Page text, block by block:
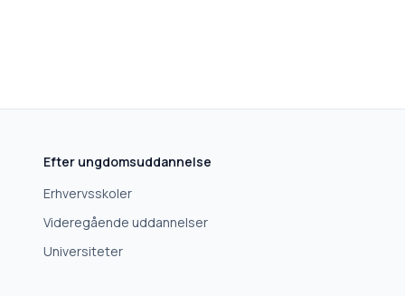
Efter ungdomsuddannelse
Erhvervsskoler
Videregående uddannelser
Universiteter